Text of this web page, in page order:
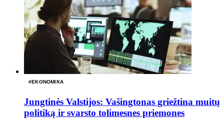
#EKONOMIKA
Jungtinės Valstijos: Vašingtonas griežtina muitų
politiką ir svarsto tolimesnes priemones